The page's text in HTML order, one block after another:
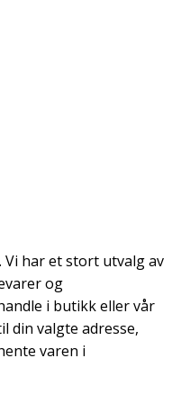
har et stort utvalg av
og
i butikk eller vår
din valgte adresse,
varen i